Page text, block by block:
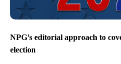
NPG’s editorial approach to
election